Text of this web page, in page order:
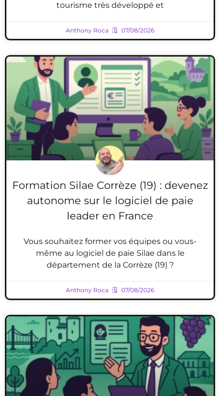
tourisme très développé et
Anthony Roca 07/08/2026
Formation Silae Corrèze (19) : devenez
autonome sur le logiciel de paie
leader en France
Vous souhaitez former vos équipes ou vous-
même au logiciel de paie Silae dans le
département de la Corrèze (19) ?
Anthony Roca 07/08/2026